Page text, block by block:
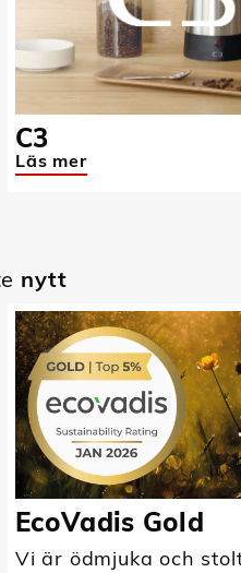
C3
Läs mer
nytt
EcoVadis Gold
Vi är ödmjuka och